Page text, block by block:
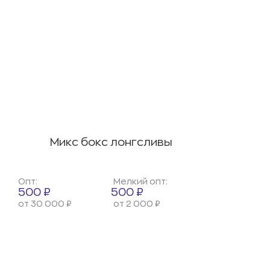
Микс бокс лонгсливы
Опт: Мелкий опт:
500 ₽ 500 ₽
от 30 000 ₽ от 2 000 ₽